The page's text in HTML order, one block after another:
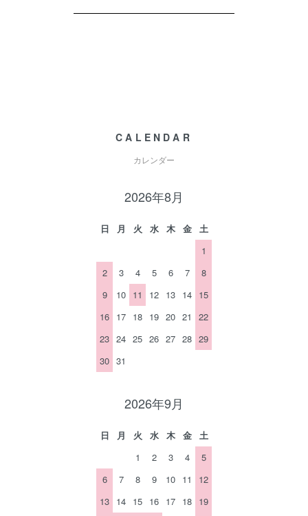
CALENDAR
カレンダー
2026年8月
日 月 火 水 木 金
土
1
2
3 4 5 6 7
8
9
10 11 12 13 14 15
16 17 18 19 20 21
22
23 24 25 26 27 28 29
30 31
2026年9月
日 月 火 水 木 金
土
1
2 3 4
5
6
7 8 9 10 11
12
13 14 15 16 17 18 19